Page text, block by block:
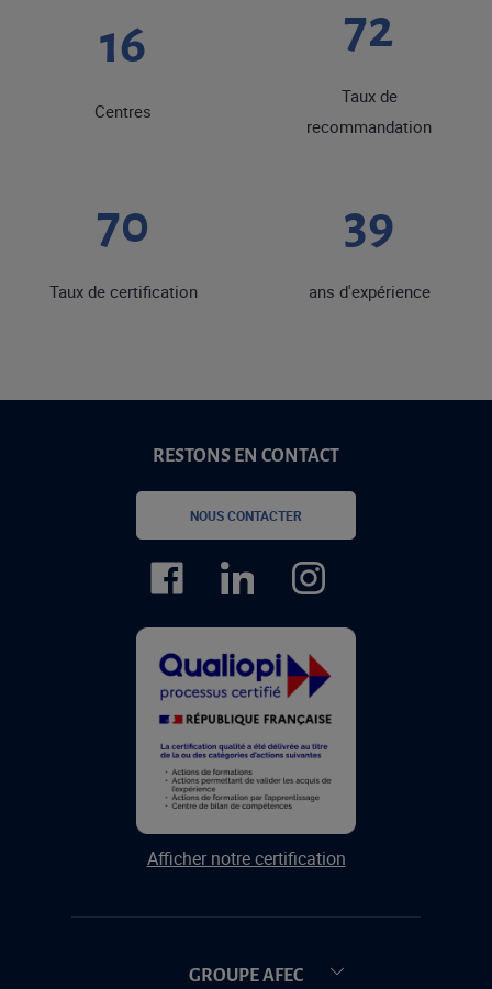
20
Centres
92
Taux de
recommandation
90
Taux de certification
50
ans d'expérience
RESTONS EN CONTACT
NOUS CONTACTER
Afficher notre certification
GROUPE AFEC